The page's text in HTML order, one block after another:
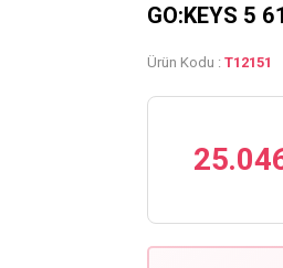
GO:KEYS 5
Ürün Kodu : T12151